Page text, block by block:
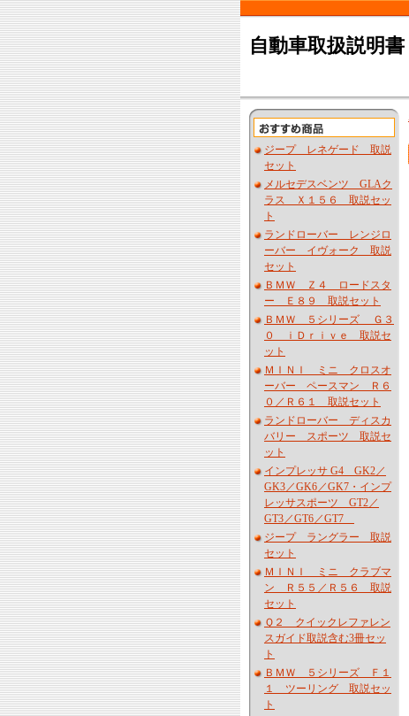
自動車取扱説明
ジープ レネゲード 取説
セット
メルセデスベンツ GLAク
ラス Ｘ１５６ 取説セッ
ト
ランドローバー レンジロ
ーバー イヴォーク 取説
セット
ＢＭＷ Ｚ４ ロードスタ
ー Ｅ８９ 取説セット
ＢＭＷ ５シリーズ Ｇ３
０ ｉＤｒｉｖｅ 取説セ
ット
ＭＩＮＩ ミニ クロスオ
ーバー ペースマン Ｒ６
０／Ｒ６１ 取説セット
ランドローバー ディスカ
バリー スポーツ 取説セ
ット
インプレッサ G4 GK2／
GK3／GK6／GK7・インプ
レッサスポーツ GT2／
GT3／GT6／GT7
ジープ ラングラー 取説
セット
ＭＩＮＩ ミニ クラブマ
ン Ｒ５５／Ｒ５６ 取説
セット
Ｑ２ クイックレファレン
スガイド取説含む3冊セッ
ト
ＢＭＷ ５シリーズ Ｆ１
１ ツーリング 取説セッ
ト